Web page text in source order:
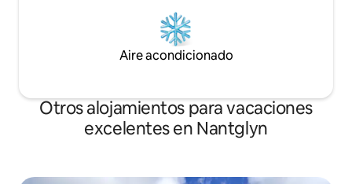
Aire acondicionado
Otros alojamientos para vacaciones
excelentes en Nantglyn